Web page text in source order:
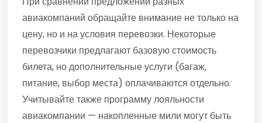
авиакомпаний обращайте внимание не только на
цену, но и на условия перевозки. Некоторые
перевозчики предлагают базовую стоимость
билета, но дополнительные услуги (багаж,
питание, выбор места) оплачиваются отдельно.
Учитывайте также программу лояльности
авиакомпании — накопленные мили могут быть